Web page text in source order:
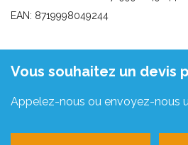
EAN: 8719998049244
Vous souhaitez un devis
Appelez-nous ou envoyez-nous